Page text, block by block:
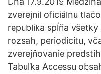
zverejnil oficiálnu
republika spĺňa všetky
rozsah, periodicitu,
zverejňovanie
Tabuľka Accessu